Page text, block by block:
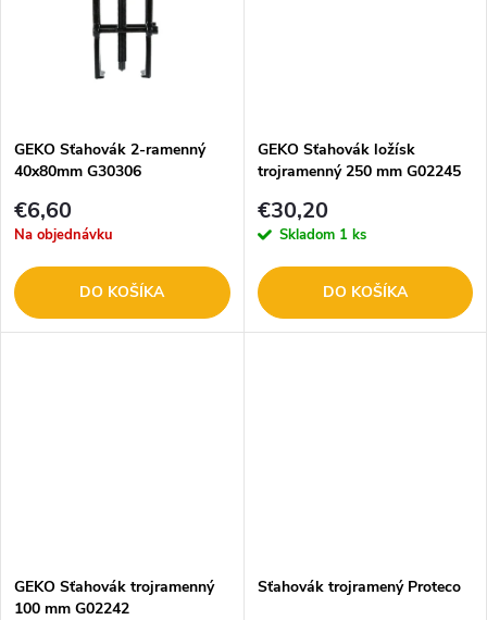
o
v
o
v
GEKO Sťahovák 2-ramenný
40x80mm G30306
€6,60
Na objednávku
DO KOŠÍKA
GEKO Sťahovák ložísk
trojramenný 250 mm G02245
€30,20
Skladom 1 ks
DO KOŠÍKA
GEKO Sťahovák trojramenný
100 mm G02242
Sťahovák trojramený Proteco